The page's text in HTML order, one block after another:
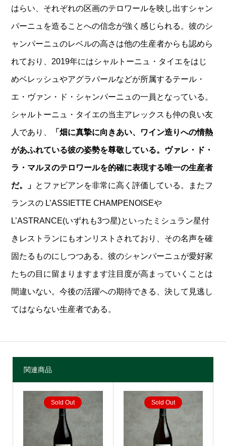
はらい、それぞれの区画のテロワールを映し出すシャン
パーニュを造ることへの信念が強く感じられる。彼のシ
ャンパーニュのレベルの高さは他の生産者からも認めら
れており、2019年にはシャルトーニュ・タイエをはじ
めベレッシュやアグラパールなどが所属するテール・
エ・ヴァン・ド・シャンパーニュの一員となっている。
シャルトーニュ・タイエの当主アレックスも仲の良い友
人であり、 「畑に真摯に向きあい、ワイン造りへの情熱
があふれている彼の姿勢を尊敬している。ヴァレ・ド・
ラ・マルヌのテロワールを的確に表現する唯一の生産者
だ。」 とファビアンを非常に高く評価している。またフ
ランスの L’ASSIETTE CHAMPENOISEや
L’ASTRANCE(いずれも3つ星)といったミシュラン星付
きレストランにもオンリストされており、その名声を確
固たるものにしつつある。彼のシャンパーニュが愛好家
たちの目に留まりますます注目度が高まっていくことは
間違いない。今後の活躍への期待できる、決して見逃し
てはならない生産者である。
関連商品
Sold Out Sold Out